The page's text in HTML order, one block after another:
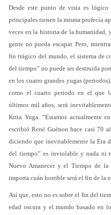
Desde este punto de vista es
principales tienen la misma profecía
veces en la historia de la humanidad,
gente no pueda escapar. Pero,
fin trágico del mundo, el sistema de
del tiempo” no puede ser destruida
en los cuatro grandes yugas
como el cuarto periodo en el que
últimos mil años, será
Krita Yuga. “Estamos actualmente
escribió René Guénon hace casi 70
diciendo que inevitablemente la Era
del tiempo” es inviolable y nada ni
Nuevo Amanecer y el Tiempo de
importa cuán horrible será el fin de la
Así que, esto no es sobre el fin del
edad oscura y el mundo basado en